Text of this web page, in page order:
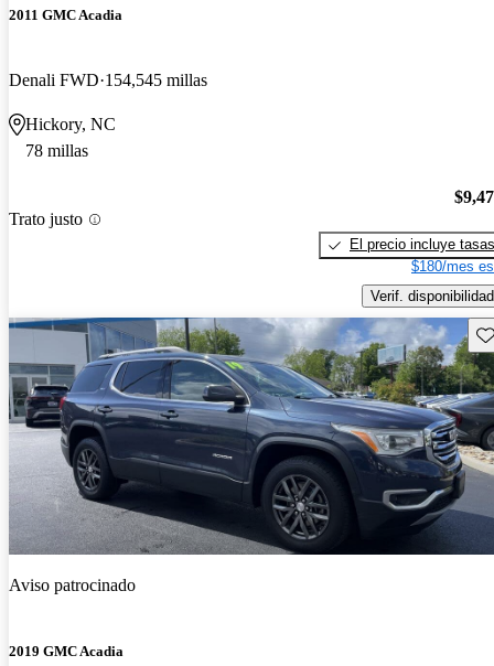
2011 GMC Acadia
Denali FWD 154,545 millas
Hickory, NC
78 millas
Trato justo
El precio incluye tasas
$180/mes
Verif. disponibilidad
Aviso patrocinado
2019 GMC Acadia